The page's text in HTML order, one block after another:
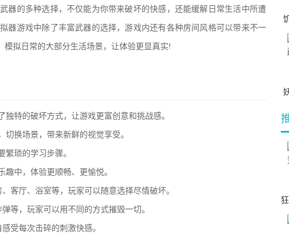
器的多种选择，不仅能为你带来破坏的快感，还能缓解日常生活中所遭
器游戏中除了丰富武器的选择，游戏内还有各种房间风格可以带来不一
拟日常的大部分生活场景，让体验更显真实!
特的破坏方式，让游戏更富创意和挑战感。
换场景，带来新鲜的视觉享受。
琐的学习步骤。
中，体验更顺畅、更愉悦。
客厅、浴室等，玩家可以随意选择尽情破坏。
等，玩家可以用不同的方式摧毁一切。
受每次击碎的刺激快感。